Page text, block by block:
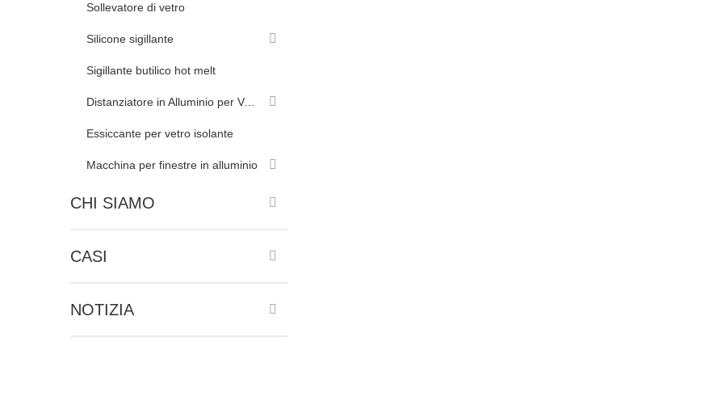
Sollevatore di vetro
Silicone sigillante
Sigillante butilico hot melt
Distanziatore in Alluminio per Vetrate Isolanti
Essiccante per vetro isolante
Macchina per finestre in alluminio
CHI SIAMO
CASI
NOTIZIA